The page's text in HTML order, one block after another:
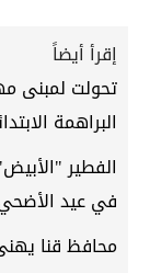
إقرأ أيضاً
تحولت لمبنى
البراهمة
الفطير
في عيد
محافظ قنا